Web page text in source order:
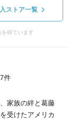
ストア一覧
得ています
7件
家族の絆と葛藤
受けたアメリカ